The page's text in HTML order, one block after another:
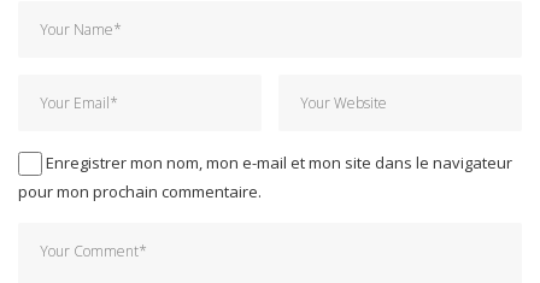
Enregistrer mon nom, mon e-mail et mon site dans le navigateur
pour mon prochain commentaire.